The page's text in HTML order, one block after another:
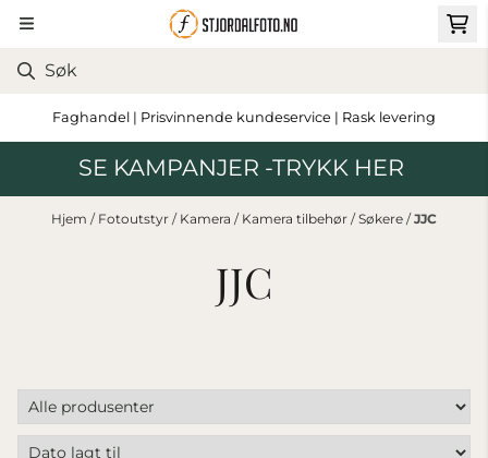
Hopp til innhold
Faghandel | Prisvinnende kundeservice | Rask levering
SE KAMPANJER -TRYKK HER
Hjem / Fotoutstyr / Kamera / Kamera tilbehør /Søkere /JJC
JJC